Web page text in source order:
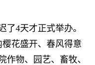
了4天才正式举办。
樱花盛开、春风得意
作物、园艺、畜牧、